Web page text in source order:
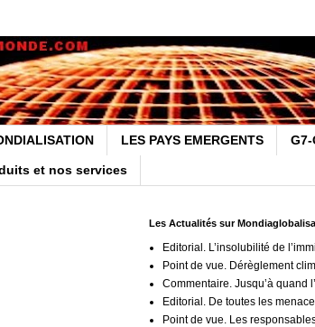
LES PAYS EMERGENTS G7-
et nos services
Les Actualités sur
Editorial. L’insolubilité de
Point de vue. Dérèglement
Commentaire. Jusqu’à quand
Editorial. De toutes les
Point de vue. Les